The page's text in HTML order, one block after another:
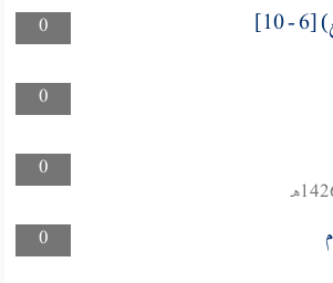
0
10]
0
0
0